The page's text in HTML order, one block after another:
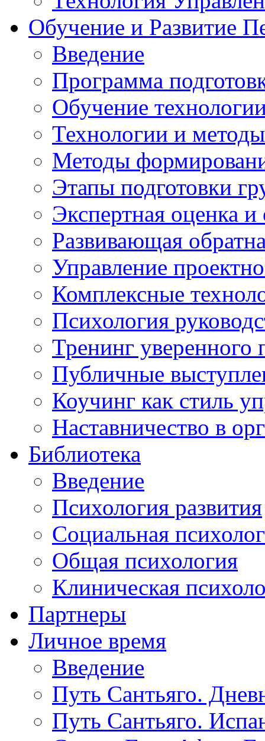
Обучение и Развитие
Введение
Программа
Обучение
Технологии и
Методы
Этапы подготовки
Экспертная оценка
Развивающая
Управление
Комплексные
Психология
Тренинг уверенного
Публичные
Коучинг как стиль
Наставничество в
Библиотека
Введение
Психология развития
Социальная
Общая психология
Клиническая
Партнеры
Личное время
Введение
Путь Сантьяго.
Путь Сантьяго.